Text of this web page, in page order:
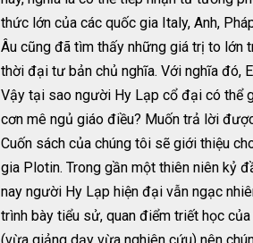
thức lớn của các quốc gia Italy, Anh,
Âu cũng đã tìm thấy những giá trị to lớn
thời đại tư bản chủ nghĩa. Với nghĩa đó,
Vậy tại sao người Hy Lạp cổ đại có thể
cơn mê ngủ giáo điều? Muốn trả lời
Cuốn sách của chúng tôi sẽ giới thiệu
gia Plotin. Trong gần một thiên niên kỷ
nay người Hy Lạp hiện đại vẫn ngạc
trình bày tiểu sử, quan điểm triết học